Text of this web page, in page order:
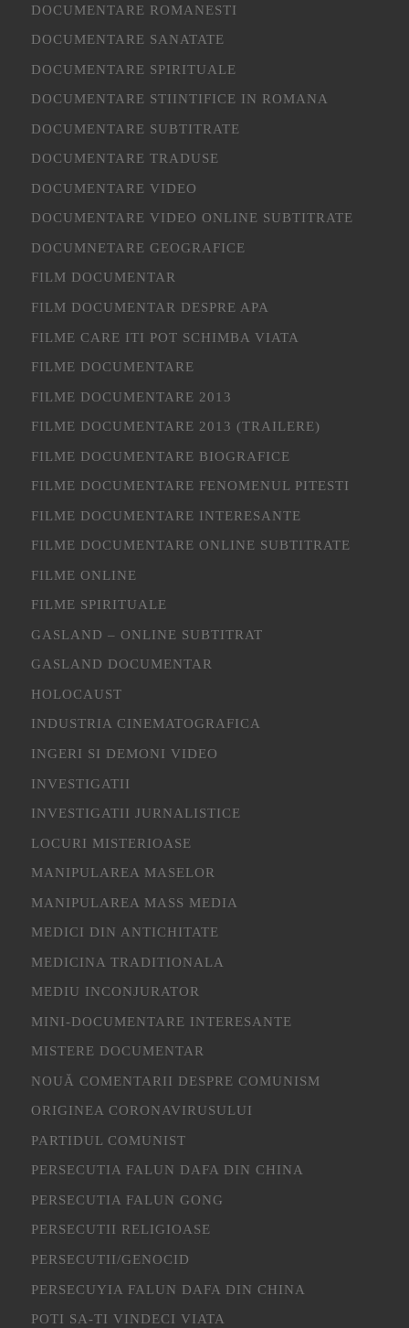
DOCUMENTARE ROMANESTI
DOCUMENTARE SANATATE
DOCUMENTARE SPIRITUALE
DOCUMENTARE STIINTIFICE IN ROMANA
DOCUMENTARE SUBTITRATE
DOCUMENTARE TRADUSE
DOCUMENTARE VIDEO
DOCUMENTARE VIDEO ONLINE SUBTITRATE
DOCUMNETARE GEOGRAFICE
FILM DOCUMENTAR
FILM DOCUMENTAR DESPRE APA
FILME CARE ITI POT SCHIMBA VIATA
FILME DOCUMENTARE
FILME DOCUMENTARE 2013
FILME DOCUMENTARE 2013 (TRAILERE)
FILME DOCUMENTARE BIOGRAFICE
FILME DOCUMENTARE FENOMENUL PITESTI
FILME DOCUMENTARE INTERESANTE
FILME DOCUMENTARE ONLINE SUBTITRATE
FILME ONLINE
FILME SPIRITUALE
GASLAND – ONLINE SUBTITRAT
GASLAND DOCUMENTAR
HOLOCAUST
INDUSTRIA CINEMATOGRAFICA
INGERI SI DEMONI VIDEO
INVESTIGATII
INVESTIGATII JURNALISTICE
LOCURI MISTERIOASE
MANIPULAREA MASELOR
MANIPULAREA MASS MEDIA
MEDICI DIN ANTICHITATE
MEDICINA TRADITIONALA
MEDIU INCONJURATOR
MINI-DOCUMENTARE INTERESANTE
MISTERE DOCUMENTAR
NOUĂ COMENTARII DESPRE COMUNISM
ORIGINEA CORONAVIRUSULUI
PARTIDUL COMUNIST
PERSECUTIA FALUN DAFA DIN CHINA
PERSECUTIA FALUN GONG
PERSECUTII RELIGIOASE
PERSECUTII/GENOCID
PERSECUYIA FALUN DAFA DIN CHINA
POTI SA-TI VINDECI VIATA